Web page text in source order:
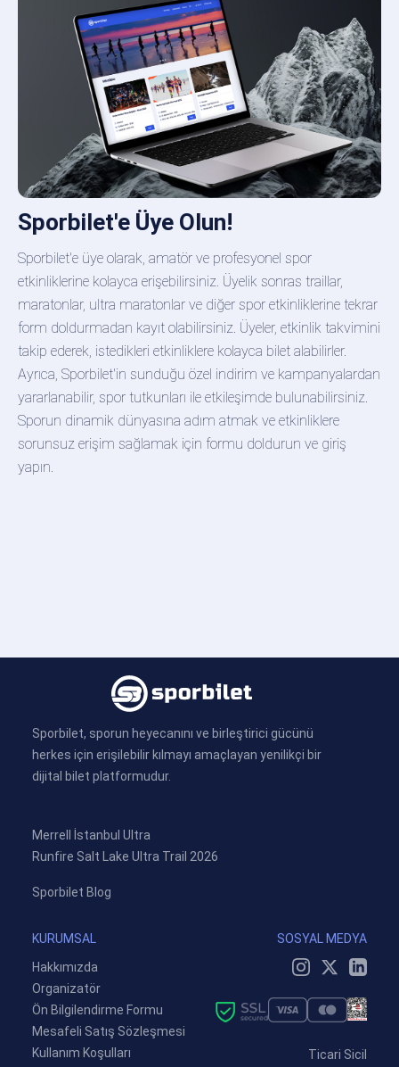
Sporbilet'e Üye Olun!
Sporbilet'e üye olarak, amatör ve profesyonel spor
etkinliklerine kolayca erişebilirsiniz. Üyelik sonras traillar,
maratonlar, ultra maratonlar ve diğer spor etkinliklerine tekrar
form doldurmadan kayıt olabilirsiniz. Üyeler, etkinlik takvimini
takip ederek, istedikleri etkinliklere kolayca bilet alabilirler.
Ayrıca, Sporbilet'in sunduğu özel indirim ve kampanyalardan
yararlanabilir, spor tutkunları ile etkileşimde bulunabilirsiniz.
Sporun dinamik dünyasına adım atmak ve etkinliklere
sorunsuz erişim sağlamak için formu doldurun ve giriş
yapın.
Sporbilet, sporun heyecanını ve birleştirici gücünü
herkes için erişilebilir kılmayı amaçlayan yenilikçi bir
dijital bilet platformudur.
Merrell İstanbul Ultra
Runfire Salt Lake Ultra Trail 2026
Sporbilet Blog
KURUMSAL
Hakkımızda
Organizatör
Ön Bilgilendirme Formu
Mesafeli Satış Sözleşmesi
Kullanım Koşulları
SOSYAL MEDYA
Ticari Sicil